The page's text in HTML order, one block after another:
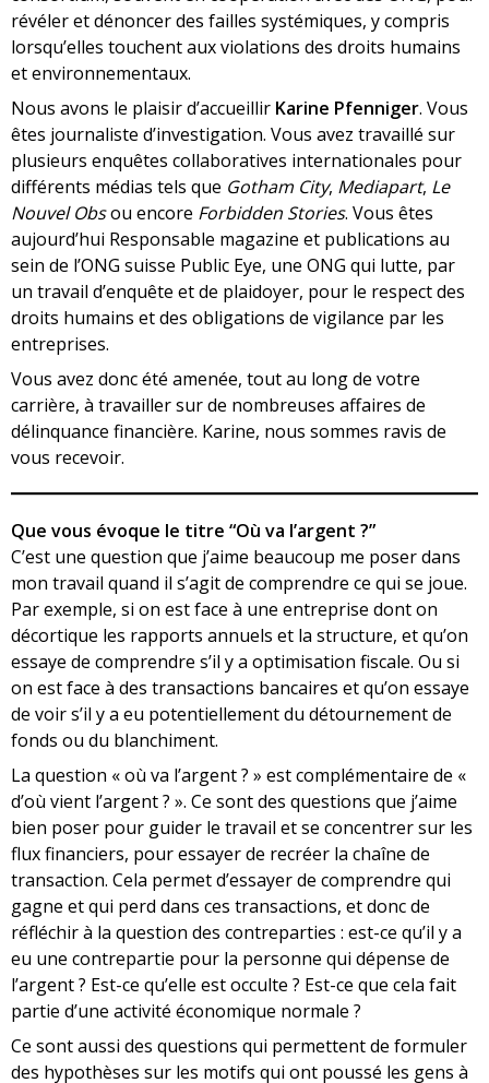
révéler et dénoncer des failles systémiques, y compris
lorsqu’elles touchent aux violations des droits humains
et environnementaux.
Nous avons le plaisir d’accueillir Karine Pfenniger. Vous
êtes journaliste d’investigation. Vous avez travaillé sur
plusieurs enquêtes collaboratives internationales pour
différents médias tels que Gotham City, Mediapart, Le
Nouvel Obsou encore Forbidden Stories. Vous êtes
aujourd’hui Responsable magazine et publications au
sein de l’ONG suisse Public Eye, une ONG qui lutte, par
un travail d’enquête et de plaidoyer, pour le respect des
droits humains et des obligations de vigilance par les
entreprises.
Vous avez donc été amenée, tout au long de votre
carrière, à travailler sur de nombreuses affaires de
délinquance financière. Karine, nous sommes ravis de
vous recevoir.
Que vous évoque le titre “Où va l’argent ?”
C’est une question que j’aime beaucoup me poser dans
mon travail quand il s’agit de comprendre ce qui se joue.
Par exemple, si on est face à une entreprise dont on
décortique les rapports annuels et la structure, et qu’on
essaye de comprendre s’il y a optimisation fiscale. Ou si
on est face à des transactions bancaires et qu’on essaye
de voir s’il y a eu potentiellement du détournement de
fonds ou du blanchiment.
La question « où va l’argent ? » est complémentaire de «
d’où vient l’argent ? ». Ce sont des questions que j’aime
bien poser pour guider le travail et se concentrer sur les
flux financiers, pour essayer de recréer la chaîne de
transaction. Cela permet d’essayer de comprendre qui
gagne et qui perd dans ces transactions, et donc de
réfléchir à la question des contreparties : est-ce qu’il y a
eu une contrepartie pour la personne qui dépense de
l’argent ? Est-ce qu’elle est occulte ? Est-ce que cela fait
partie d’une activité économique normale ?
Ce sont aussi des questions qui permettent de formuler
des hypothèses sur les motifs qui ont poussé les gens à